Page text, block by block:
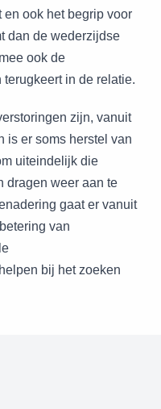
ook het begrip voor
dan de wederzijdse
ook de
in de relatie.
zijn, vanuit
is er soms herstel van
uiteindelijk die
dragen weer aan te
gaat er vanuit
van
bij het zoeken